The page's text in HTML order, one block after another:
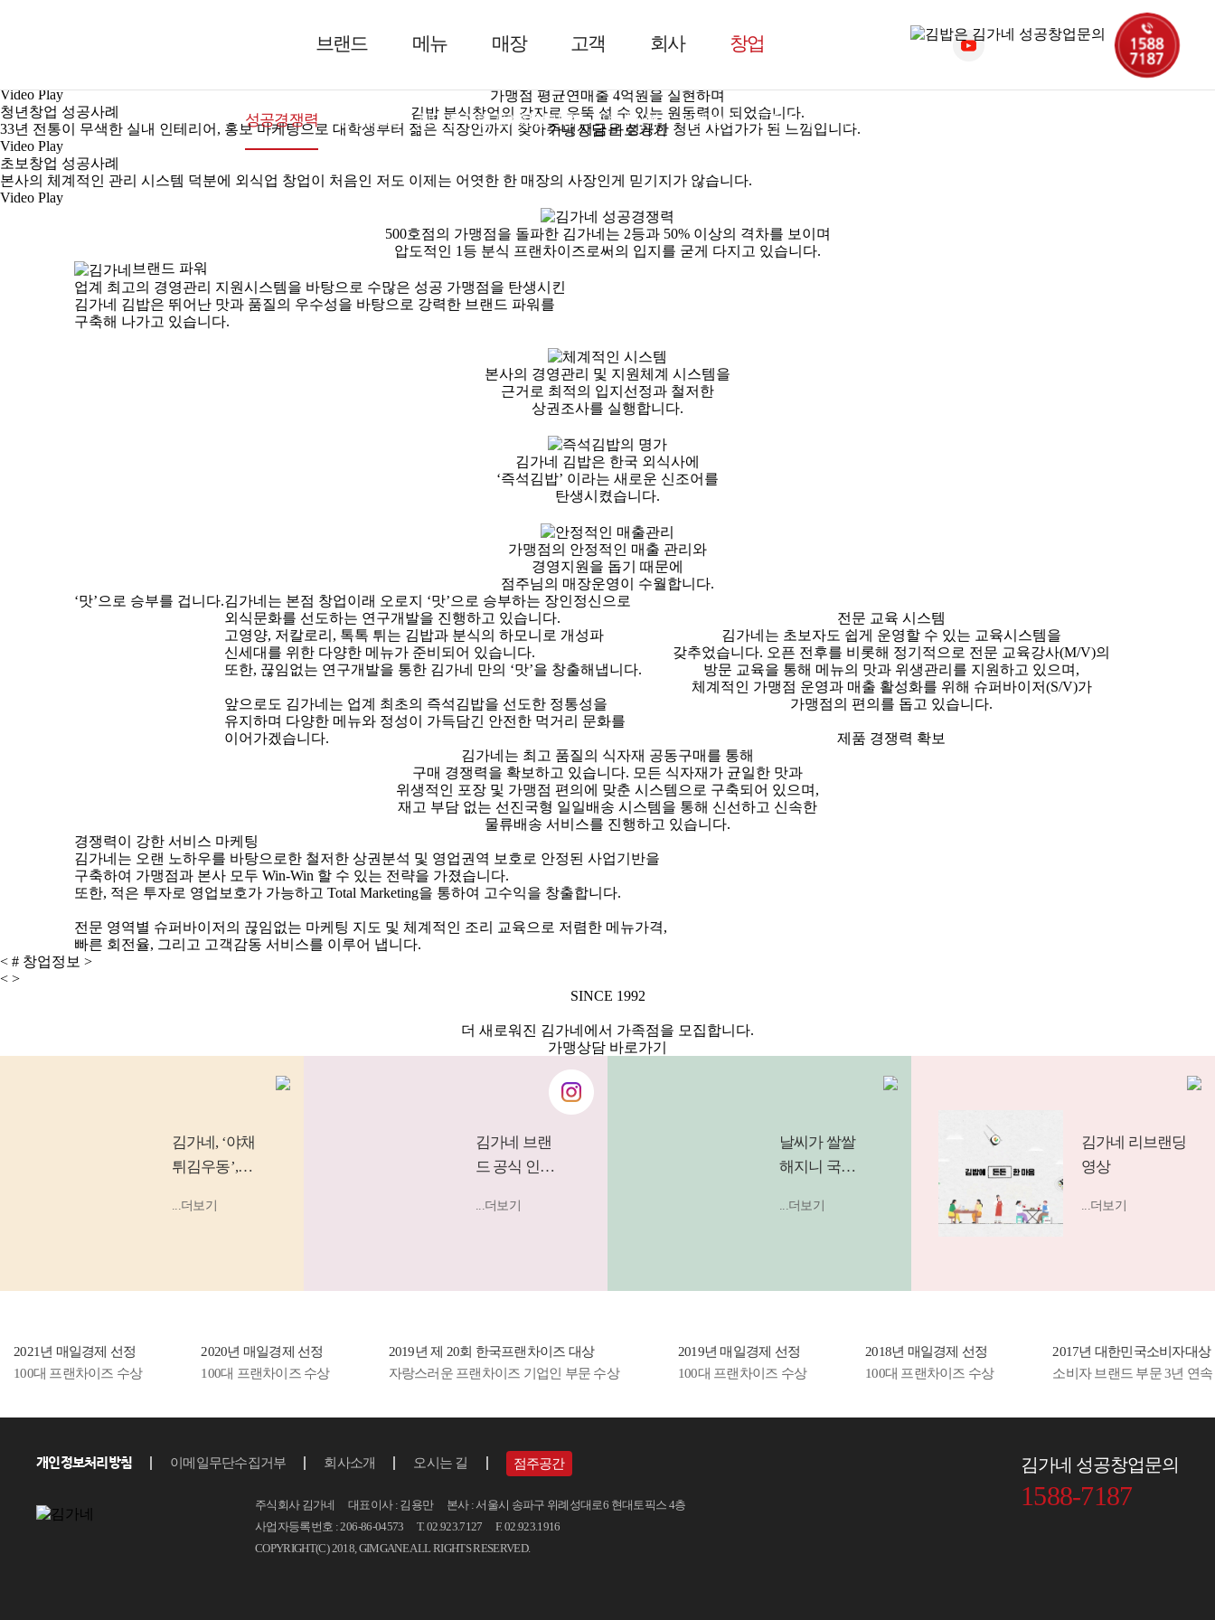
가맹점 평균연매출 4억원을 실현하며
김밥 분식창업의 강자로 우뚝 설 수 있는 원동력이 되었습니다.
가맹상담 바로가기
Video Play
청년창업 성공사례
33년 전통이 무색한 실내 인테리어, 홍보 마케팅으로 대학생부터 젊은 직장인까지 찾아주니 지금은 성공한 청년 사업가가 된 느낌입니다.
Video Play
초보창업 성공사례
본사의 체계적인 관리 시스템 덕분에 외식업 창업이 처음인 저도 이제는 어엿한 한 매장의 사장인게 믿기지가 않습니다.
Video Play
브랜드 메뉴 매장 고객 회사 창업
성공경쟁력 창업정보 창업은 어떻게?(창업비용) 인테리어 가맹FAQ 공정거래 가맹상담
500호점의 가맹점을 돌파한 김가네는 2등과 50% 이상의 격차를 보이며
압도적인 1등 분식 프랜차이즈로써의 입지를 굳게 다지고 있습니다.
브랜드 파워
업계 최고의 경영관리 지원시스템을 바탕으로 수많은 성공 가맹점을 탄생시킨
김가네 김밥은 뛰어난 맛과 품질의 우수성을 바탕으로 강력한 브랜드 파워를
구축해 나가고 있습니다.
본사의 경영관리 및 지원체계 시스템을
근거로 최적의 입지선정과 철저한
상권조사를 실행합니다.
김가네 김밥은 한국 외식사에
‘즉석김밥’ 이라는 새로운 신조어를
탄생시켰습니다.
가맹점의 안정적인 매출 관리와
경영지원을 돕기 때문에
점주님의 매장운영이 수월합니다.
‘맛’으로 승부를 겁니다.김가네는 본점 창업이래 오로지 ‘맛’으로 승부하는 장인정신으로
외식문화를 선도하는 연구개발을 진행하고 있습니다.
고영양, 저칼로리, 톡톡 튀는 김밥과 분식의 하모니로 개성파
신세대를 위한 다양한 메뉴가 준비되어 있습니다.
또한, 끊임없는 연구개발을 통한 김가네 만의 ‘맛’을 창출해냅니다.
앞으로도 김가네는 업계 최초의 즉석김밥을 선도한 정통성을
유지하며 다양한 메뉴와 정성이 가득담긴 안전한 먹거리 문화를
이어가겠습니다.
전문 교육 시스템
김가네는 초보자도 쉽게 운영할 수 있는 교육시스템을
갖추었습니다. 오픈 전후를 비롯해 정기적으로 전문 교육강사(M/V)의
방문 교육을 통해 메뉴의 맛과 위생관리를 지원하고 있으며,
체계적인 가맹점 운영과 매출 활성화를 위해 슈퍼바이저(S/V)가
가맹점의 편의를 돕고 있습니다.
제품 경쟁력 확보
김가네는 최고 품질의 식자재 공동구매를 통해
구매 경쟁력을 확보하고 있습니다. 모든 식자재가 균일한 맛과
위생적인 포장 및 가맹점 편의에 맞춘 시스템으로 구축되어 있으며,
재고 부담 없는 선진국형 일일배송 시스템을 통해 신선하고 신속한
물류배송 서비스를 진행하고 있습니다.
경쟁력이 강한 서비스 마케팅
김가네는 오랜 노하우를 바탕으로한 철저한 상권분석 및 영업권역 보호로 안정된 사업기반을
구축하여 가맹점과 본사 모두 Win-Win 할 수 있는 전략을 가졌습니다.
또한, 적은 투자로 영업보호가 가능하고 Total Marketing을 통하여 고수익을 창출합니다.
전문 영역별 슈퍼바이저의 끊임없는 마케팅 지도 및 체계적인 조리 교육으로 저렴한 메뉴가격,
빠른 회전율, 그리고 고객감동 서비스를 이루어 냅니다.
< # 창업정보 >
< >
SINCE 1992
더 새로워진 김가네에서 가족점을 모집합니다.
가맹상담 바로가기
김가네, ‘야채
튀김우동’,
등 소비자...
...더보기
김가네 브랜
드 공식 인스
다:D
...더보기
날씨가 쌀쌀
해지니 국물
되는 요즘.
햄.
면과 라면사
...더보기
김가네 리브랜딩
영상
...더보기
2021년 매일경제 선정
100대 프랜차이즈 수상
2020년 매일경제 선정
100대 프랜차이즈 수상
2019년 제 20회 한국프랜차이즈 대상
자랑스러운 프랜차이즈 기업인 부문 수상
2019년 매일경제 선정
100대 프랜차이즈 수상
2018년 매일경제 선정
100대 프랜차이즈 수상
2017년 대한민국소비자대상
소비자 브랜드 부문 3년 연
개인정보처리방침 이메일무단수집거부 회사소개 오시는 길 점주공간
주식회사 김가네 대표이사 : 김용만 본사 : 서울시 송파구 위례성대로6 현대토픽스 4층
사업자등록번호 : 206-86-04573 T. 02.923.7127 F. 02.923.1916
COPYRIGHT(C) 2018, GIMGANE ALL RIGHTS RESERVED.
김가네 성공창업문의
1588-7187